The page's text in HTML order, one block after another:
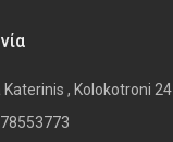
Katerinis , Kolokotroni 24